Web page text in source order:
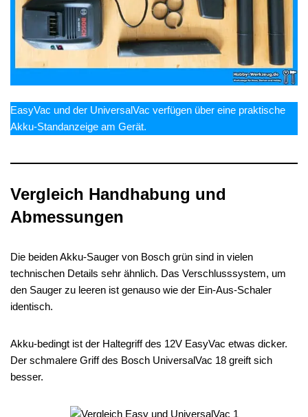
EasyVac und der UniversalVac verfügen über eine praktische
Akku-Standanzeige am Gerät.
Vergleich Handhabung und
Abmessungen
Die beiden Akku-Sauger von Bosch grün sind in vielen
technischen Details sehr ähnlich. Das Verschlusssystem, um
den Sauger zu leeren ist genauso wie der Ein-Aus-Schaler
identisch.
Akku-bedingt ist der Haltegriff des 12V EasyVac etwas dicker.
Der schmalere Griff des Bosch UniversalVac 18 greift sich
besser.